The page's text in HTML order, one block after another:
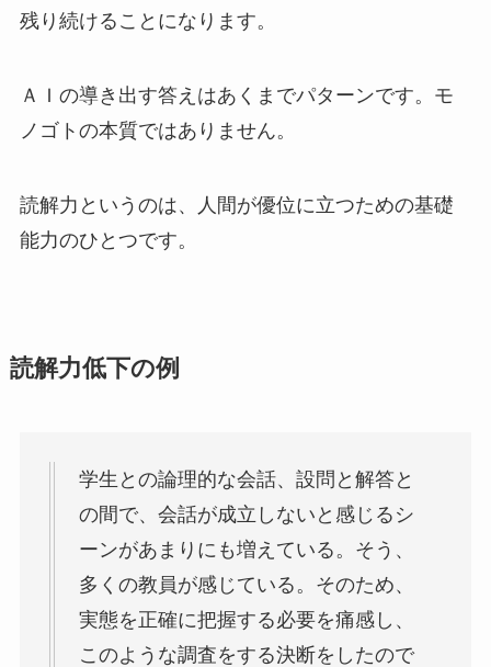
残り続けることになります。
ＡＩの導き出す答えはあくまでパターンです。モ
ノゴトの本質ではありません。
読解力というのは、人間が優位に立つための基礎
能力のひとつです。
読解力低下の例
学生との論理的な会話、設問と解答と
の間で、会話が成立しないと感じるシ
ーンがあまりにも増えている。そう、
多くの教員が感じている。そのため、
実態を正確に把握する必要を痛感し、
このような調査をする決断をしたので